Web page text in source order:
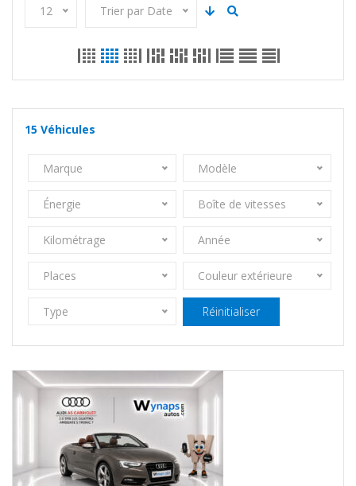
12 Trier par Date
15 Véhicules
Marque Modèle
Énergie Boîte de vitesses
Kilométrage Année
Places Couleur extérieure
Type Réinitialiser